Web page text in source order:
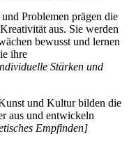
Problemen prägen die
aus. Sie werden
bewusst und lernen
ihre
Stärken und
und Kultur bilden die
aus und entwickeln
Empfinden]